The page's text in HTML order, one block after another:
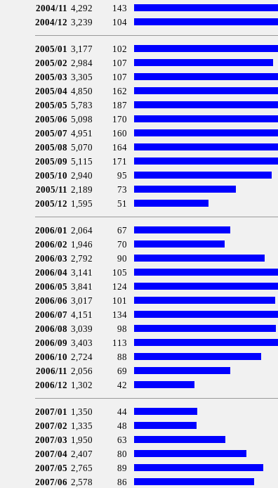
2004/11 4,292
143
2004/12 3,239 104
2005/01 3,177
102
2005/02 2,984
107
2005/03 3,305
107
2005/04 4,850
162
2005/05 5,783
187
2005/06 5,098
170
2005/07 4,951
160
2005/08 5,070
164
2005/09 5,115
171
2005/10 2,940
95
2005/11 2,189
73
2005/12 1,595 51
2006/01 2,064
67
2006/02 1,946
70
2006/03 2,792
90
2006/04 3,141
105
2006/05 3,841
124
2006/06 3,017
101
2006/07 4,151
134
2006/08 3,039
98
2006/09 3,403
113
2006/10 2,724
88
2006/11 2,056
69
2006/12 1,302 42
2007/01 1,350
44
2007/02 1,335
48
2007/03 1,950
63
2007/04 2,407
80
2007/05 2,765
89
2007/06 2,578
86